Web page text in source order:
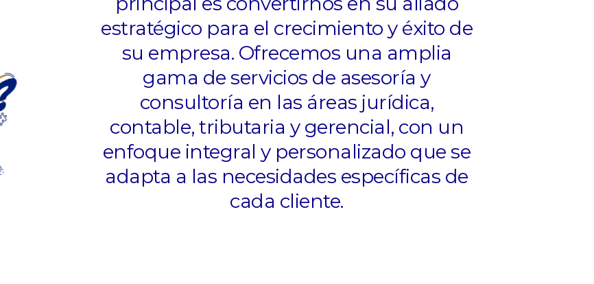
estratégico para el crecimiento y éxito de
su empresa. Ofrecemos una amplia
gama de servicios de asesoría y
consultoría en las áreas jurídica,
contable, tributaria y gerencial, con un
enfoque integral y personalizado que se
adapta a las necesidades específicas de
cada cliente.